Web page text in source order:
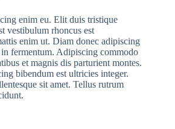
enim eu. Elit duis tristique
vestibulum rhoncus est
enim ut. Diam donec adipiscing
fermentum. Adipiscing commodo
et magnis dis parturient montes.
bibendum est ultricies integer.
sit amet. Tellus rutrum